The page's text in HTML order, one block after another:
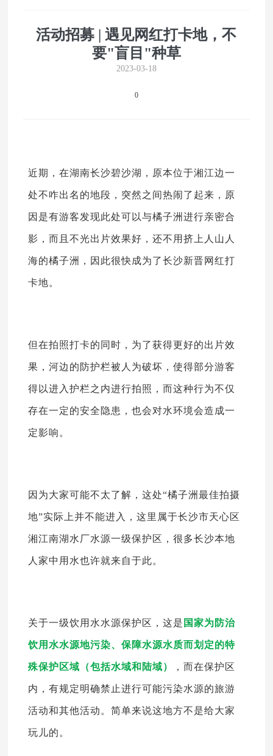
活动招募 | 遇见网红打卡地，不
要"盲目"种草
2023-03-18
0
近期，在湖南长沙碧沙湖，原本位于湘江边一
处不咋出名的地段，突然之间热闹了起来，原
因是有游客发现此处可以与橘子洲进行亲密合
影，而且不光出片效果好，还不用挤上人山人
海的橘子洲，因此很快成为了长沙新晋网红打
卡地。
但在拍照打卡的同时，为了获得更好的出片效
果，河边的防护栏被人为破坏，使得部分游客
得以进入护栏之内进行拍照，而这种行为不仅
存在一定的安全隐患，也会对水环境会造成一
定影响。
因为大家可能不太了解，这处“橘子洲最佳拍摄
地”实际上并不能进入，这里属于长沙市天心区
湘江南湖水厂水源一级保护区，很多长沙本地
人家中用水也许就来自于此。
关于一级饮用水水源保护区，这是 国家为防治
饮用水水源地污染、保障水源水质而划定的特
殊保护区域（包括水域和陆域） ，而在保护区
内，有规定明确禁止进行可能污染水源的旅游
活动和其他活动。简单来说这地方不是给大家
玩儿的。